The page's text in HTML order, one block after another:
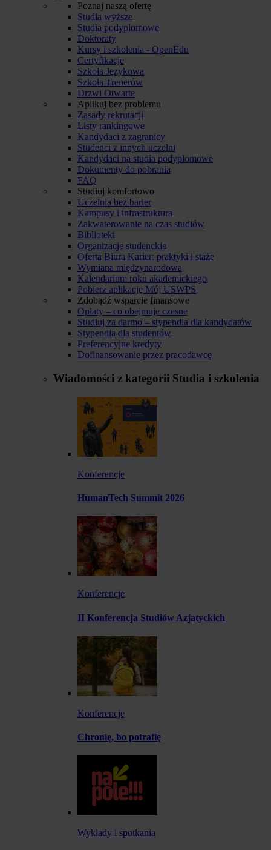
Poznaj naszą ofertę
Studia wyższe
Studia podyplomowe
Doktoraty
Kursy i szkolenia - OpenEdu
Certyfikacje
Szkoła Językowa
Szkoła Trenerów
Drzwi Otwarte
Aplikuj bez problemu
Zasady rekrutacji
Listy rankingowe
Kandydaci z zagranicy
Studenci z innych uczelni
Kandydaci na studia podyplomowe
Dokumenty do pobrania
FAQ
Studiuj komfortowo
Uczelnia bez barier
Kampusy i infrastruktura
Zakwaterowanie na czas studiów
Biblioteki
Organizacje studenckie
Oferta Biura Karier: praktyki i staże
Wymiana międzynarodowa
Kalendarium roku akademickiego
Pobierz aplikację Mój USWPS
Zdobądź wsparcie finansowe
Opłaty – co obejmuje czesne
Studiuj za darmo – stypendia dla kandydatów
Stypendia dla studentów
Preferencyjne kredyty
Dofinansowanie przez pracodawcę
Wiadomości z kategorii Studia i szkolenia
Konferencje
HumanTech Summit 2026
Konferencje
II Konferencja Studiów Azjatyckich
Konferencje
Chronię, bo potrafię
Wykłady i spotkania